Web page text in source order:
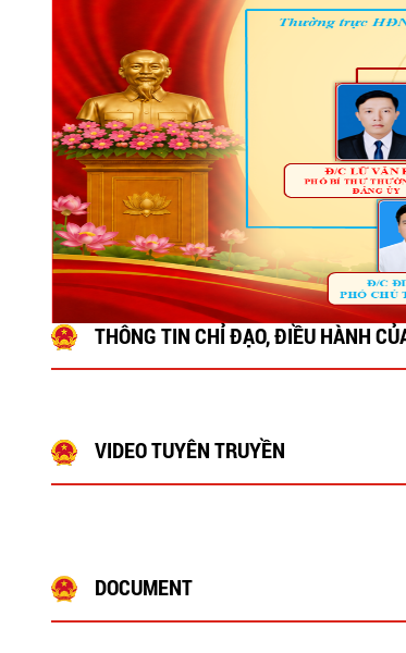
THÔNG TIN CHỈ ĐẠO, ĐIỀU HÀNH
VIDEO TUYÊN TRUYỀN
DOCUMENT